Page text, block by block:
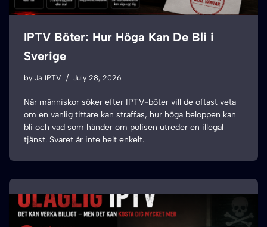
IPTV Böter: Hur Höga Kan De Bli i
Sverige
by Ja IPTV July 28, 2026
När människor söker efter IPTV-böter vill de oftast veta
om en vanlig tittare kan straffas, hur höga beloppen kan
bli och vad som händer om polisen utreder en illegal
tjänst. Svaret är inte helt enkelt.